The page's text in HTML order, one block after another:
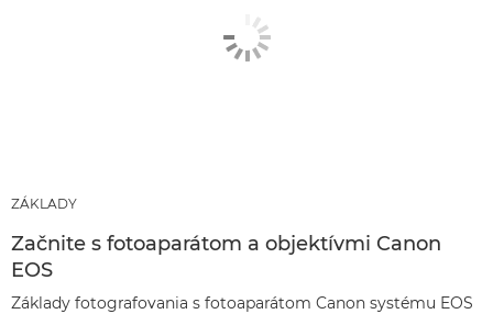
ZÁKLADY
Začnite s fotoaparátom a objektívmi Canon
EOS
Základy fotografovania s fotoaparátom Canon systému EOS